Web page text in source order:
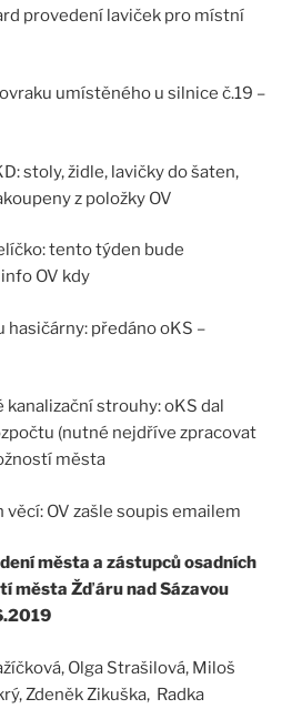
provedení laviček pro místní
umístěného u silnice č.19 –
stoly, židle, lavičky do šaten,
z položky OV
tento týden bude
OV kdy
hasičárny: předáno oKS –
kanalizační strouhy: oKS dal
(nutné nejdříve zpracovat
města
věcí: OV zašle soupis emailem
města a zástupců osadních
města Žďáru nad Sázavou
Olga Strašilová, Miloš
Zdeněk Zikuška, Radka